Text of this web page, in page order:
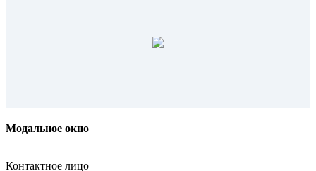
Модальное окно
Контактное лицо